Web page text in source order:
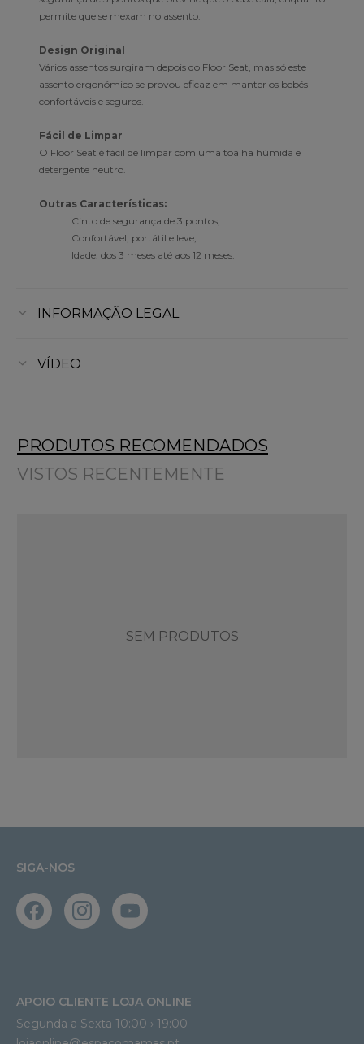
permite que se mexam no assento.
Design Original
Vários assentos surgiram depois do Floor Seat, mas só este
assento ergonómico se provou eficaz em manter os bebés
confortáveis e seguros.
Fácil de Limpar
O Floor Seat é fácil de limpar com uma toalha húmida e
detergente neutro.
Outras Características:
Cinto de segurança de 3 pontos;
Confortável, portátil e leve;
Idade: dos 3 meses até aos 12 meses.
INFORMAÇÃO LEGAL
VÍDEO
PRODUTOS RECOMENDADOS
VISTOS RECENTEMENTE
SEM PRODUTOS
SIGA-NOS
APOIO CLIENTE LOJA ONLINE
Segunda a Sexta 10:00 › 19:00